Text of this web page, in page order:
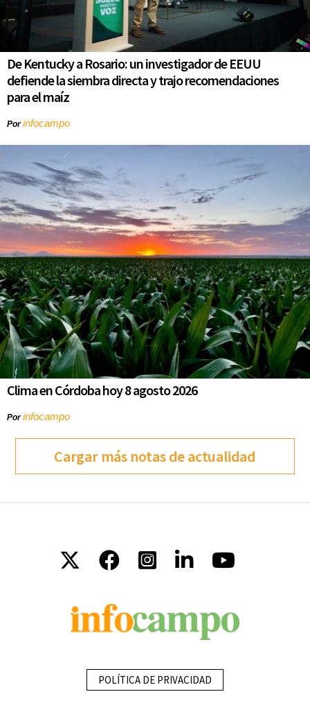
De Kentucky a Rosario: un investigador de EEUU
defiende la siembra directa y trajo recomendaciones
para el maíz
Porinfocampo
Clima en Córdoba hoy 8 agosto 2026
Porinfocampo
Cargar más notas de actualidad
POLÍTICA DE PRIVACIDAD